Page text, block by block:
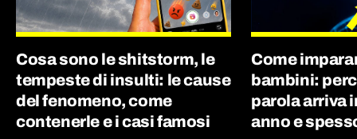
Cosa sono le shitstorm, le
tempeste di insulti: le cause
del fenomeno, come
contenerle e i casi famosi
Come
bambini:
parola arriva
anno e